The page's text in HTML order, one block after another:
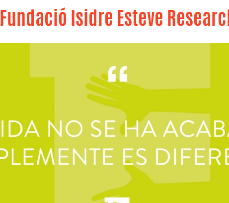
Fundació Isidre Esteve